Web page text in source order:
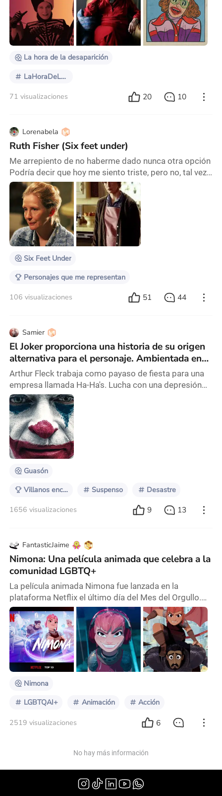
los tótems del miedo moderno —Freddy, Chucky,
Pinhead, Jason— y en los noventa irrumpieron
Ghostface o el Pennywise encarnado por Tim Curry.
Íconos, máscaras destinadas a juntar polvo en las
La hora de la desaparición
LaHoraDeLaDesaparición
71 visualizaciones 20 10
Lorenabela
Ruth Fisher (Six feet under)
Me arrepiento de no haberme dado nunca otra opción
Podría decir que hoy me siento triste, pero no, tal vez
lo mas exacto seria nombrar firmemente la
turbulencia que hay en el aire y que deshoja esta vil
existencia de emociones encontradas. Todo es mas
que tristeza: lo que quiero decir y no puedo, lo que
digo y no quiero, y todo lo que no hago y por
supuesto, si quisiera. Como no verme en Ruth? Com
Six Feet Under
Personajes que me representan
106 visualizaciones 51 44
Samier
El Joker proporciona una historia de su origen
alternativa para el personaje. Ambientada en
1981, sigue a Arthur Fleck
Arthur Fleck trabaja como payaso de fiesta para una
empresa llamada Ha-Ha's. Lucha con una depresión
severa, pero encuentra cierto optimismo al actuar
para otros y tratar de hacer reír a la gente. Trabaja
anunciando una tienda en la calle, bailando y agitando
un cartel. En una de esas ocasiones, el letrero es
arrebatado por un grupo de adolescentes punk, lo que
lleva a Arthur a perseguirlos hasta
Guasón
Villanos encantadores Suspenso Desastre
1656 visualizaciones 9 13
FantasticJaime
Nimona: Una película animada que celebra a la
comunidad LGBTQ+
La película animada Nimona fue lanzada en la
plataforma Netflix el último día del Mes del Orgullo.
Rápidamente llegó a la lista de los diez más vistos a
nivel global en la plataforma, con 3.2 millones de
visualizaciones. Los derechos para adaptar el cómic
original de Nimona en una película fueron adquiridos
por 20th Century Fox Animation hace más de siete
años. Pasó mucho tiempo desde entonces y e
Nimona
LGBTQAI+ Animación Acción
2519 visualizaciones 6
No hay más información